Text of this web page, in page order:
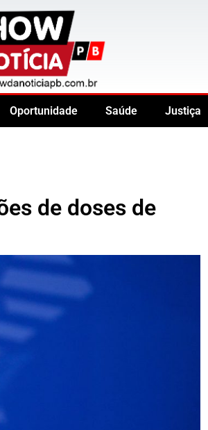
Oportunidade Saúde Justiça
de doses de